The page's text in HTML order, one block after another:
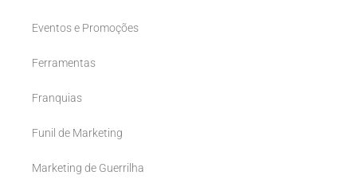
Eventos e Promoções
Ferramentas
Franquias
Funil de Marketing
Marketing de Guerrilha